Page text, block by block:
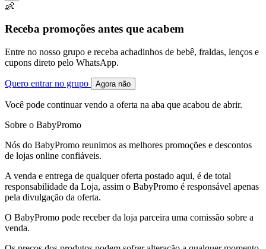
👶
Receba promoções antes que acabem
Entre no nosso grupo e receba achadinhos de bebê, fraldas, lenços e
cupons direto pelo WhatsApp.
Quero entrar no grupo Agora não
Você pode continuar vendo a oferta na aba que acabou de abrir.
Sobre o BabyPromo
Nós do BabyPromo reunimos as melhores promoções e descontos
de lojas online confiáveis.
A venda e entrega de qualquer oferta postado aqui, é de total
responsabilidade da Loja, assim o BabyPromo é responsável apenas
pela divulgação da oferta.
O BabyPromo pode receber da loja parceira uma comissão sobre a
venda.